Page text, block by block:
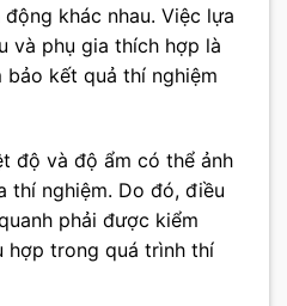
khác nhau. Việc lựa
và phụ gia thích hợp là
kết quả thí nghiệm
độ và độ ẩm có thể ảnh
thí nghiệm. Do đó, điều
phải được kiểm
hợp trong quá trình thí